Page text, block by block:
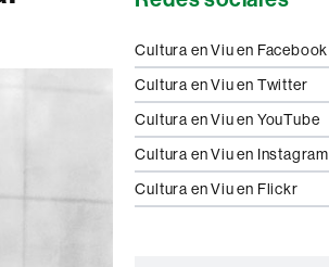
Cultura en Viu en Facebook
Cultura en Viu en Twitter
Cultura en Viu en YouTube
Cultura en Viu en Instagram
Cultura en Viu en Flickr